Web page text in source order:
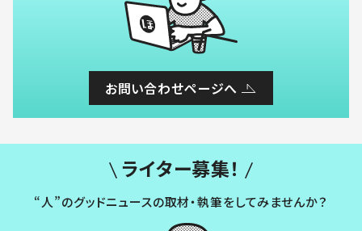
お問い合わせページへ
ライター募集！
“人”のグッドニュースの取材・執筆をしてみませんか？